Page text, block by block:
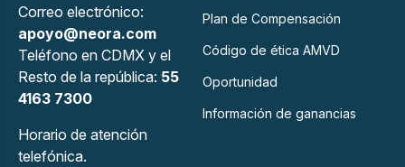
Correo electrónico:
apoyo@neora.com
Teléfono en CDMX y el
Resto de la república: 55
4163 7300
Horario de atención
telefónica.
Plan de Compensación
Código de ética AMVD
Oportunidad
Información de ganancias